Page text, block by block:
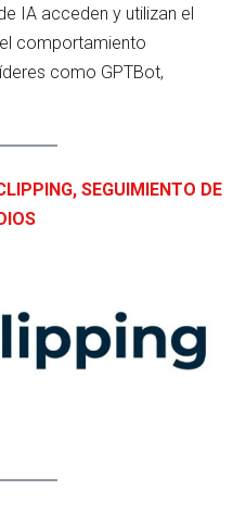
IA acceden y utilizan el
comportamiento
como GPTBot,
SEGUIMIENTO DE